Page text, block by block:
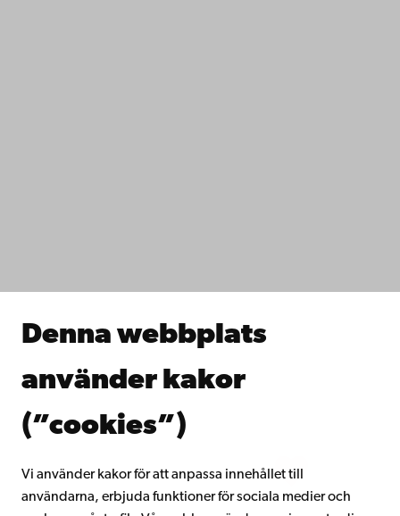
Denna webbplats
använder kakor
(”cookies”)
Vi använder kakor för att anpassa innehållet till
användarna, erbjuda funktioner för sociala medier och
Samarbeta med oss
Kontinuerligt lärande
Gå med i Åbo Akademis alumnnätverk
Intranätet